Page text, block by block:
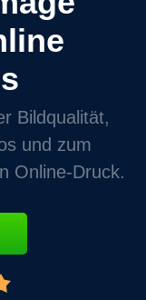
Bildqualität,
und zum
Online-Druck.